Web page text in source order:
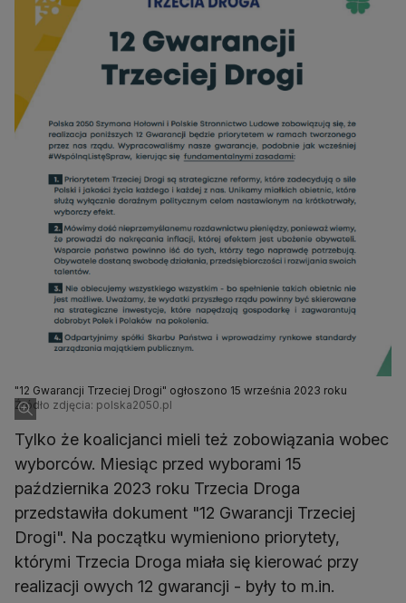
"12 Gwarancji Trzeciej Drogi" ogłoszono 15 września 2023 roku
Źródło zdjęcia: polska2050.pl
Tylko że koalicjanci mieli też zobowiązania wobec
wyborców. Miesiąc przed wyborami 15
października 2023 roku Trzecia Droga
przedstawiła dokument "12 Gwarancji Trzeciej
Drogi". Na początku wymieniono priorytety,
którymi Trzecia Droga miała się kierować przy
realizacji owych 12 gwarancji - były to m.in.